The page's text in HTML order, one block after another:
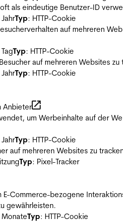
als eindeutige Benutzer-ID
Typ: HTTP-Cookie
auf mehreren
Typ: HTTP-Cookie
auf mehreren Websites
Typ: HTTP-Cookie
Anbieter
um Werbeinhalte auf der
Typ: HTTP-Cookie
auf mehreren Websites zu
Typ: Pixel-Tracker
Commerce-bezogene
gewährleisten.
Typ: HTTP-Cookie